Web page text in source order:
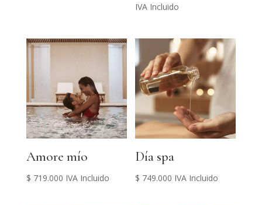
desde
$ 469.000
hasta
IVA Incluido
Amore mío
$ 719.000 IVA Incluido
Día spa
$ 749.000 IVA Incluido